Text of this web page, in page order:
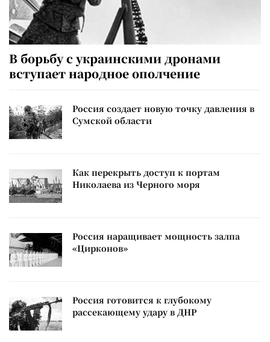
В борьбу с украинскими дронами
вступает народное ополчение
Россия создает новую точку давления в
Сумской области
Как перекрыть доступ к портам
Николаева из Черного моря
Россия наращивает мощность залпа
«Цирконов»
Россия готовится к глубокому
рассекающему удару в ДНР